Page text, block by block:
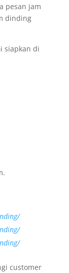
pesan jam
dinding
siapkan di
customer